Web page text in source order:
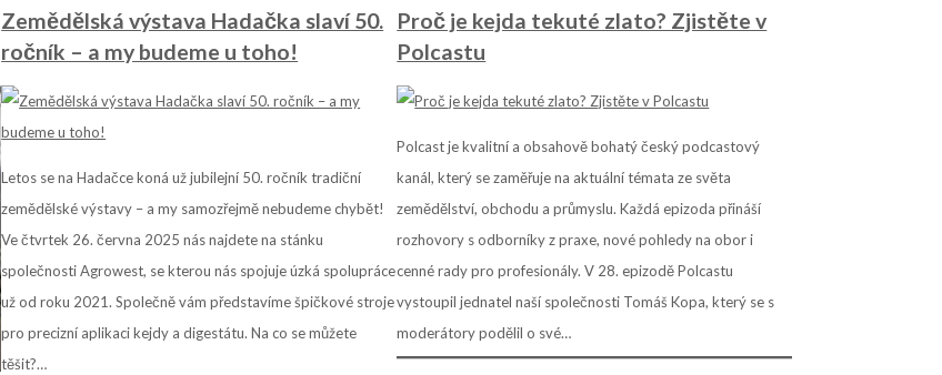
Zemědělská výstava Hadačka slaví 50.
ročník – a my budeme u toho!
Letos se na Hadačce koná už jubilejní 50. ročník tradiční
zemědělské výstavy – a my samozřejmě nebudeme chybět!
Ve čtvrtek 26. června 2025 nás najdete na stánku
společnosti Agrowest, se kterou nás spojuje úzká spolupráce
už od roku 2021. Společně vám představíme špičkové stroje
pro precizní aplikaci kejdy a digestátu. Na co se můžete
těšit?…
Proč je kejda tekuté zlato? Zjistěte v
Polcastu
Polcast je kvalitní a obsahově bohatý český podcastový
kanál, který se zaměřuje na aktuální témata ze světa
zemědělství, obchodu a průmyslu. Každá epizoda přináší
rozhovory s odborníky z praxe, nové pohledy na obor i
cenné rady pro profesionály. V 28. epizodě Polcastu
vystoupil jednatel naší společnosti Tomáš Kopa, který se s
moderátory podělil o své…